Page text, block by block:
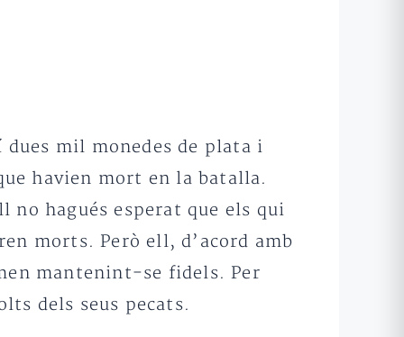
dues mil monedes de plata i
havien mort en la batalla.
no hagués esperat que els qui
morts. Però ell, d’acord amb
mantenint-se fidels. Per
dels seus pecats.